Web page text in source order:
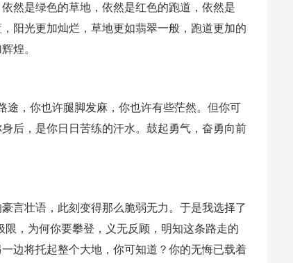
然是绿色的草地，依然是红色的跑道，依然是
阳光更加灿烂，草地更如翡翠一般，跑道更加的
煌。
途，你也许腿脚发麻，你也许有些茫然。但你可
后，是你日日苦练的汗水。鼓起勇气，奋勇向前
言壮语，此刻变得那么脆弱无力。于是我选择了
，为何你要攀登，义无反顾，明知这条路走的
边将托起整个大地，你可知道？你的无悔已载着